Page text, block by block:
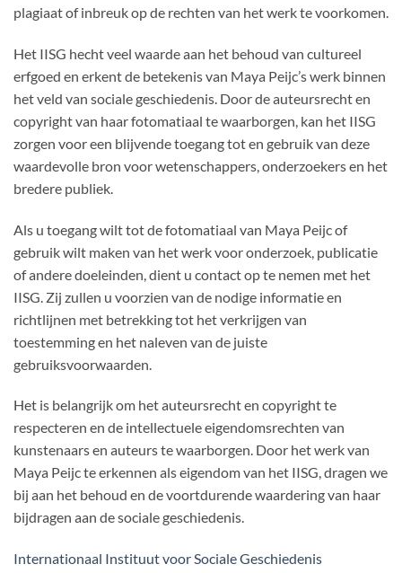
plagiaat of inbreuk op de rechten van het werk te voorkomen.
Het IISG hecht veel waarde aan het behoud van cultureel
erfgoed en erkent de betekenis van Maya Peijc’s werk binnen
het veld van sociale geschiedenis. Door de auteursrecht en
copyright van haar fotomatiaal te waarborgen, kan het IISG
zorgen voor een blijvende toegang tot en gebruik van deze
waardevolle bron voor wetenschappers, onderzoekers en het
bredere publiek.
Als u toegang wilt tot de fotomatiaal van Maya Peijc of
gebruik wilt maken van het werk voor onderzoek, publicatie
of andere doeleinden, dient u contact op te nemen met het
IISG. Zij zullen u voorzien van de nodige informatie en
richtlijnen met betrekking tot het verkrijgen van
toestemming en het naleven van de juiste
gebruiksvoorwaarden.
Het is belangrijk om het auteursrecht en copyright te
respecteren en de intellectuele eigendomsrechten van
kunstenaars en auteurs te waarborgen. Door het werk van
Maya Peijc te erkennen als eigendom van het IISG, dragen we
bij aan het behoud en de voortdurende waardering van haar
bijdragen aan de sociale geschiedenis.
Internationaal Instituut voor Sociale Geschiedenis